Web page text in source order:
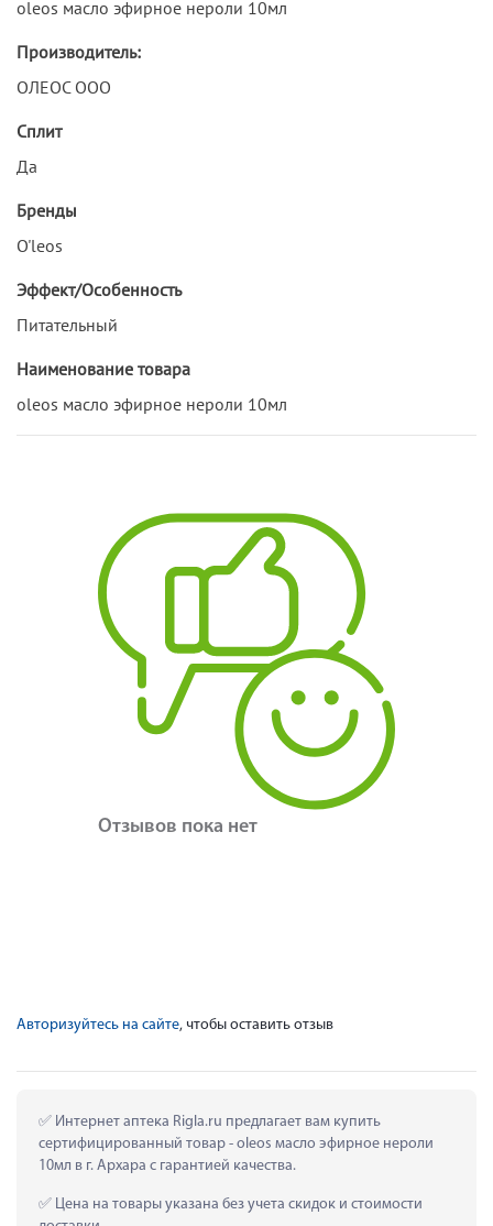
oleos масло эфирное нероли 10мл
Производитель:
ОЛЕОС ООО
Сплит
Да
Бренды
O'leos
Эффект/Особенность
Питательный
Наименование товара
oleos масло эфирное нероли 10мл
Отзывов пока нет
Авторизуйтесь на сайте, чтобы оставить отзыв
Интернет аптека Rigla.ru предлагает вам купить
сертифицированный товар - oleos масло эфирное нероли
10мл в г. Архара с гарантией качества.
Цена на товары указана без учета скидок и стоимости